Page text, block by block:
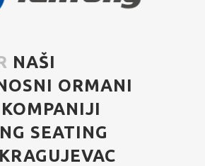
NAŠI
ORMANI
SEATING